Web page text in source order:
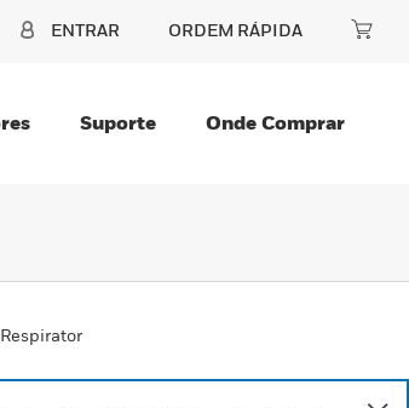
ENTRAR ORDEM RÁPIDA
Suporte Onde Comprar